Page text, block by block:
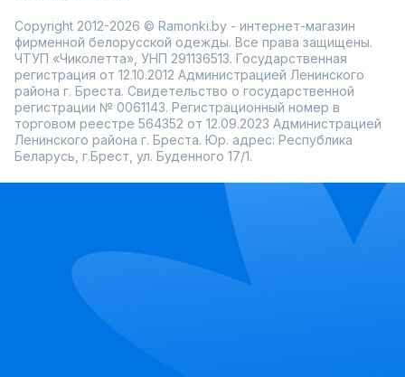
Copyright 2012-2026 © Ramonki.by - интернет-магазин
фирменной белорусской одежды. Все права защищены.
ЧТУП «Чиколетта», УНП 291136513. Государственная
регистрация от 12.10.2012 Администрацией Ленинского
района г. Бреста. Свидетельство о государственной
регистрации № 0061143. Регистрационный номер в
торговом реестре 564352 от 12.09.2023 Администрацией
Ленинского района г. Бреста. Юр. адрес: Республика
Беларусь, г.Брест, ул. Буденного 17/1.